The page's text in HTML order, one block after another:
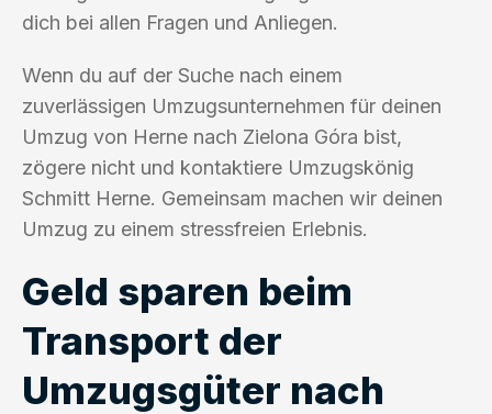
dich bei allen Fragen und Anliegen.
Wenn du auf der Suche nach einem
zuverlässigen Umzugsunternehmen für deinen
Umzug von Herne nach Zielona Góra bist,
zögere nicht und kontaktiere Umzugskönig
Schmitt Herne. Gemeinsam machen wir deinen
Umzug zu einem stressfreien Erlebnis.
Geld sparen beim
Transport der
Umzugsgüter nach